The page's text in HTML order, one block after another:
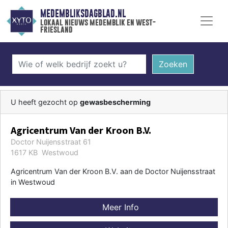
MEDEMBLIKSDAGBLAD.NL
lokaal nieuws medemblik en west-
friesland
Zoeken
U heeft gezocht op gewasbescherming
Agricentrum Van der Kroon B.V.
Doctor Nuijensstraat 61
1617 KB Westwoud
Agricentrum Van der Kroon B.V. aan de Doctor Nuijensstraat
in Westwoud
Meer Info